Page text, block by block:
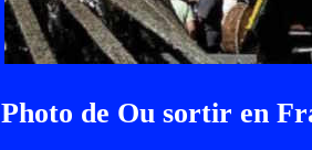
Photo de Ou sortir en